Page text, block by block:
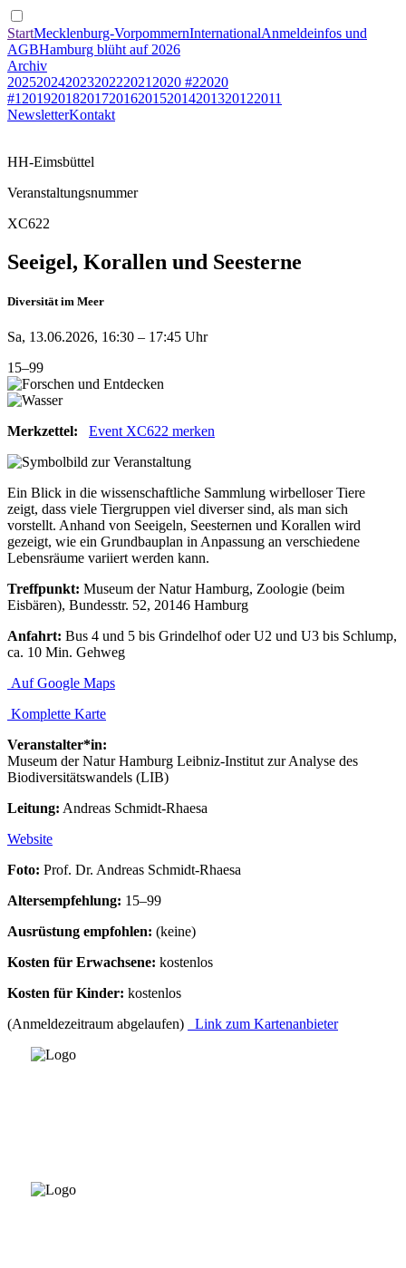
StartMecklenburg-VorpommernInternationalAnmeldeinfos und
AGBHamburg blüht auf 2026
Archiv
20252024202320222021 2020 #22020
#1 201920182017201620152014201320122011
NewsletterKontakt
HH-Eimsbüttel
Veranstaltungsnummer
XC622
Seeigel, Korallen und Seesterne
Diversität im Meer
Sa, 13.06.2026, 16:30 – 17:45 Uhr
15–99
Merkzettel: Event XC622 merken
Ein Blick in die wissenschaftliche Sammlung wirbelloser Tiere
zeigt, dass viele Tiergruppen viel diverser sind, als man sich
vorstellt. Anhand von Seeigeln, Seesternen und Korallen wird
gezeigt, wie ein Grundbauplan in Anpassung an verschiedene
Lebensräume variiert werden kann.
Treffpunkt: Museum der Natur Hamburg, Zoologie (beim
Eisbären), Bundesstr. 52, 20146 Hamburg
Anfahrt: Bus 4 und 5 bis Grindelhof oder U2 und U3 bis Schlump,
ca. 10 Min. Gehweg
Auf Google Maps
Komplette Karte
Veranstalter*in:
Museum der Natur Hamburg Leibniz-Institut zur Analyse des
Biodiversitätswandels (LIB)
Leitung: Andreas Schmidt-Rhaesa
Website
Foto: Prof. Dr. Andreas Schmidt-Rhaesa
Altersempfehlung: 15–99
Ausrüstung empfohlen: (keine)
Kosten für Erwachsene: kostenlos
Kosten für Kinder: kostenlos
(Anmeldezeitraum abgelaufen)
Link zum Kartenanbieter